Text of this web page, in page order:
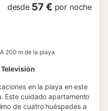
desde 57 € por noche
A 200 m de la playa
en la playa en este
Este cuidado apartamento
de cuatro huéspedes a